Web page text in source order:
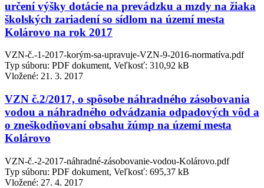
určení výšky dotácie na prevádzku a mzdy na žiaka
školských zariadení so sídlom na území mesta
Kolárovo na rok 2017
VZN-č.-1-2017-korým-sa-upravuje-VZN-9-2016-normatíva.pdf
Typ súboru: PDF dokument, Veľkosť: 310,92 kB
Vložené: 21. 3. 2017
VZN č.2/2017, o spôsobe náhradného zásobovania
vodou a náhradného odvádzania odpadových vôd a
o zneškodňovaní obsahu žúmp na území mesta
Kolárovo
VZN-č.-2-2017-náhradné-zásobovanie-vodou-Kolárovo.pdf
Typ súboru: PDF dokument, Veľkosť: 695,37 kB
Vložené: 27. 4. 2017